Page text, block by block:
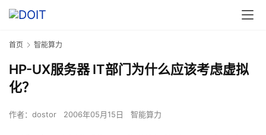
首页 智能算力
HP-UX服务器 IT部门为什么应该考虑虚拟
化？
作者： dostor 2006年05月15日 智能算力